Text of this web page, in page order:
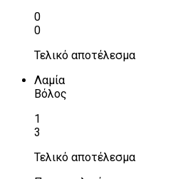
0
0
Τελικό αποτέλεσμα
Λαμία
Βόλος
1
3
Τελικό αποτέλεσμα